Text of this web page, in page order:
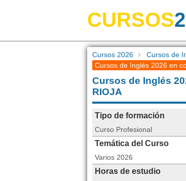
CURSOS
Cursos 2026
Cursos de
Cursos de Inglés 2026 en
Cursos de Inglés
RIOJA
Tipo de formación
Curso Profesional
Temática del Curso
Varios 2026
Horas de estudio